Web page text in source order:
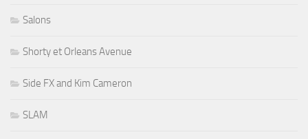
Salons
Shorty et Orleans Avenue
Side FX and Kim Cameron
SLAM